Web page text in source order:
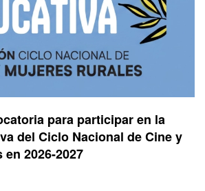
para participar en la
del Ciclo Nacional de Cine y
2026-2027